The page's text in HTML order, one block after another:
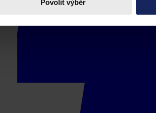
Povolit výběr